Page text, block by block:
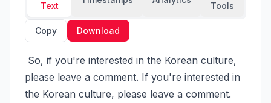
Text Tools
Copy Download
please leave a comment. If you're interested in
the Korean culture, please leave a comment.